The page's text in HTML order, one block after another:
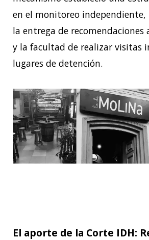
en el monitoreo independiente,
la entrega de recomendaciones
y la facultad de realizar visitas
lugares de detención.
El aporte de la Corte IDH: